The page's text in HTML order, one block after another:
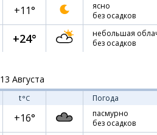
+11°
ясно
без осадков
+24°
небольшая
без осадков
13 Августа
t°C Погода
+16°
пасмурно
без осадков